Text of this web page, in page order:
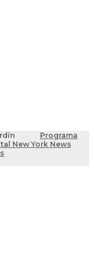
Programa
New York News